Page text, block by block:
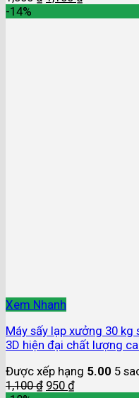
-14%
Xem Nhanh
Máy sấy lạp xưởng 30
3D hiện đại chất lượng
Được xếp hạng 5.00 5
1,100₫ 950 ₫